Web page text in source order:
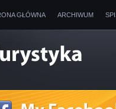
GŁÓWNA ARCHIWUM